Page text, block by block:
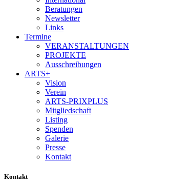
Beratungen
Newsletter
Links
Termine
VERANSTALTUNGEN
PROJEKTE
Ausschreibungen
ARTS+
Vision
Verein
ARTS-PRIXPLUS
Mitgliedschaft
Listing
Spenden
Galerie
Presse
Kontakt
Kontakt